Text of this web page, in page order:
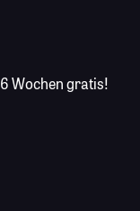
6 Wochen gratis!